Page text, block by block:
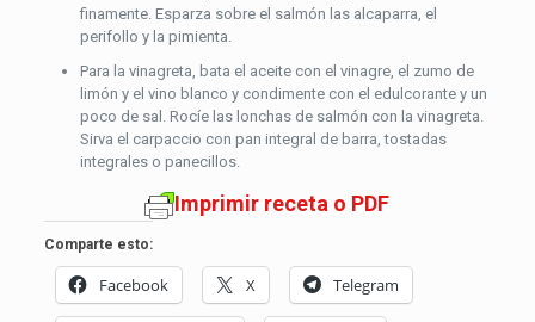
finamente. Esparza sobre el salmón las alcaparra, el
perifollo y la pimienta.
Para la vinagreta, bata el aceite con el vinagre, el zumo de
limón y el vino blanco y condimente con el edulcorante y un
poco de sal. Rocíe las lonchas de salmón con la vinagreta.
Sirva el carpaccio con pan integral de barra, tostadas
integrales o panecillos.
Imprimir receta o PDF
Comparte esto:
Facebook X Telegram